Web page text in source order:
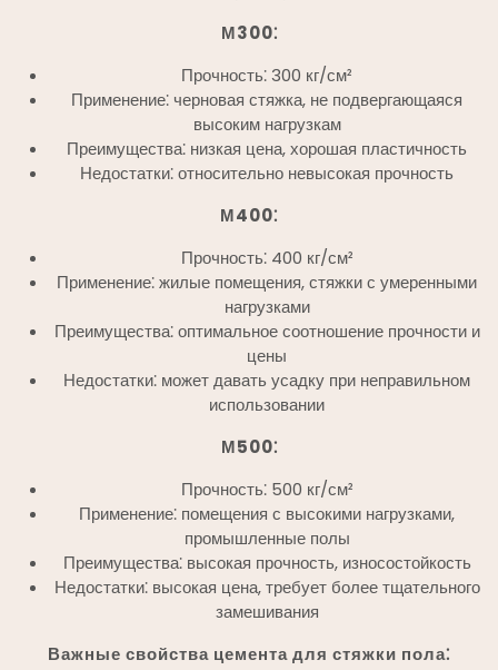
М300⁚
Прочность⁚ 300 кг/см²
Применение⁚ черновая стяжка, не подвергающаяся
высоким нагрузкам
Преимущества⁚ низкая цена, хорошая пластичность
Недостатки⁚ относительно невысокая прочность
М400⁚
Прочность⁚ 400 кг/см²
Применение⁚ жилые помещения, стяжки с умеренными
нагрузками
Преимущества⁚ оптимальное соотношение прочности и
цены
Недостатки⁚ может давать усадку при неправильном
использовании
М500⁚
Прочность⁚ 500 кг/см²
Применение⁚ помещения с высокими нагрузками,
промышленные полы
Преимущества⁚ высокая прочность, износостойкость
Недостатки⁚ высокая цена, требует более тщательного
замешивания
Важные свойства цемента для стяжки пола⁚